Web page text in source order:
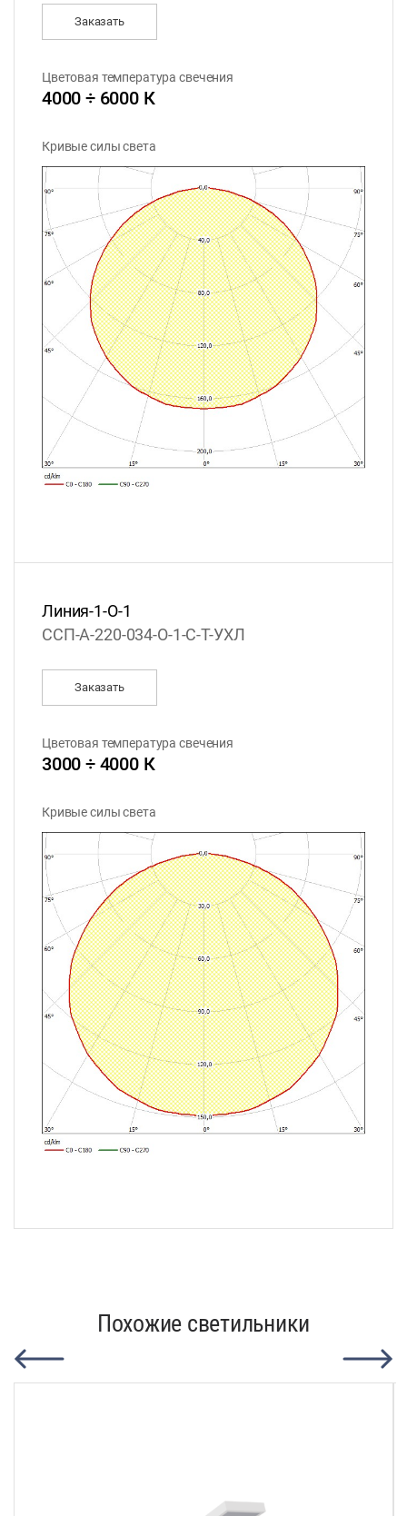
Заказать
Цветовая температура свечения
4000 ÷ 6000 К
Кривые силы света
Линия-1-О-1
ССП-А-220-034-О-1-С-Т-УХЛ
Заказать
Цветовая температура свечения
3000 ÷ 4000 К
Кривые силы света
Похожие светильники